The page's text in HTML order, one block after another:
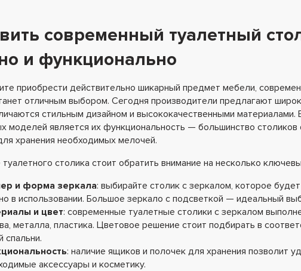
современный туалетный
и функционально
приобрести действительно шикарный предмет мебели,
отличным выбором. Сегодня производители предлагают
стильным дизайном и высококачественными
моделей является их функциональность — большинство
хранения необходимых мелочей.
столика стоит обратить внимание на несколько
и форма зеркала: выбирайте столик с зеркалом, которое
в использовании. Большое зеркало с подсветкой — идеальный
и цвет: современные туалетные столики с зеркалом
металла, пластика. Цветовое решение стоит подбирать в
спальни.
: наличие ящиков и полочек для хранения позволит
аксессуары и косметику.